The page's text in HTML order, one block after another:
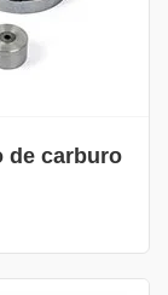
de carburo